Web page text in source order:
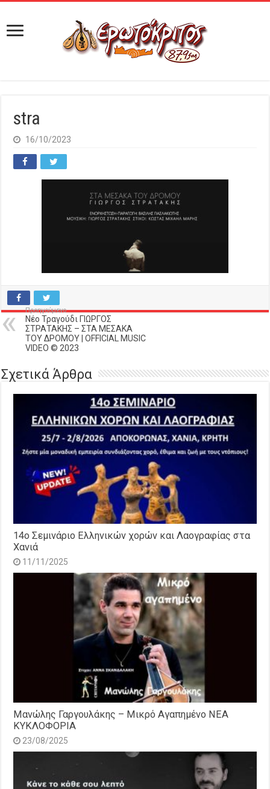
stra
16/10/2023
Προηγούμενο
Νέο Τραγούδι ΓΙΩΡΓΟΣ
ΣΤΡΑΤΑΚΗΣ – ΣΤΑ ΜΕΣΑΚΑ
ΤΟΥ ΔΡΟΜΟΥ | OFFICIAL MUSIC
VIDEO © 2023
Σχετικά Άρθρα
14o Σεμινάριο Ελληνικών χορών και Λαογραφίας στα
Χανιά
11/11/2025
Μανώλης Γαργουλάκης – Μικρό Αγαπημένο NEΑ
ΚΥΚΛΟΦΟΡΙΑ
23/08/2025